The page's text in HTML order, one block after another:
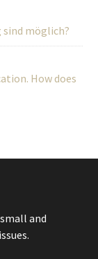
sind möglich?
How does
and